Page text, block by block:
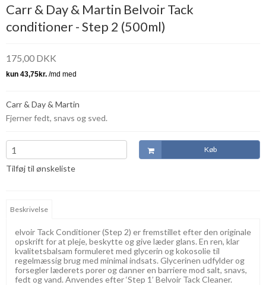
Carr & Day & Martin Belvoir Tack
conditioner - Step 2 (500ml)
175,00 DKK
Carr & Day & Martin
Fjerner fedt, snavs og sved.
Køb
Tilføj til ønskeliste
Beskrivelse
elvoir Tack Conditioner (Step 2) er fremstillet efter den originale
opskrift for at pleje, beskytte og give læder glans. En ren, klar
kvalitetsbalsam formuleret med glycerin og kokosolie til
regelmæssig brug med minimal indsats. Glycerinen udfylder og
forsegler læderets porer og danner en barriere mod salt, snavs,
fedt og vand. Anvendes efter ‘Step 1’ Belvoir Tack Cleaner.